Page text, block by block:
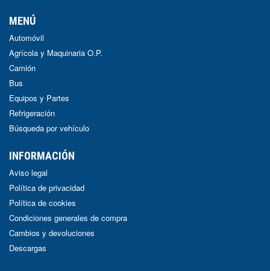
MENÚ
Automóvil
Agrícola y Maquinaria O.P.
Camión
Bus
Equipos y Partes
Refrigeración
Búsqueda por vehículo
INFORMACIÓN
Aviso legal
Política de privacidad
Política de cookies
Condiciones generales de compra
Cambios y devoluciones
Descargas